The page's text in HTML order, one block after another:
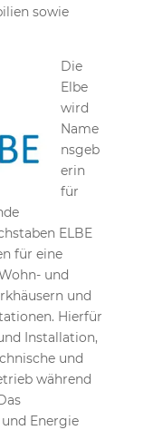
sowie
Die
Elbe
wird
Name
nsgeb
erin
für
ELBE
für eine
und
und
Hierfür
Installation,
und
während
Energie